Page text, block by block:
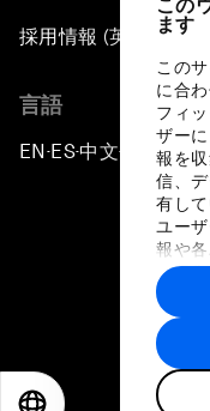
この
ます
この
に合
フィ
ザー
報を
信、
有し
ユー
報や
に収
トナ
す。
採用情報 (英語のみ)
言語
EN ▪ ES▪中文▪ 日本語
プライ
©